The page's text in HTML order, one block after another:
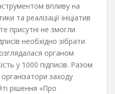
впливу на
та реалізації ініціатив
присутні не змогли
необхідно зібрати
органом
у 1000 підписів. Разом
заходу
рішення «Про